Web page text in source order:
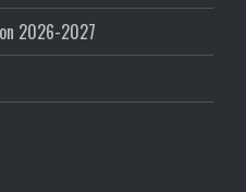
2026-2027